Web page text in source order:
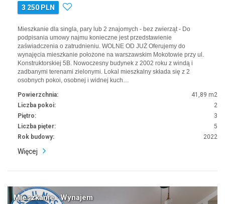
3 250 PLN
Mieszkanie dla singla, pary lub 2 znajomych - bez zwierząt - Do
podpisania umowy najmu konieczne jest przedstawienie
zaświadczenia o zatrudnieniu. WOLNE OD JUŻ Oferujemy do
wynajęcia mieszkanie położone na warszawskim Mokotowie przy ul.
Konstruktorskiej 5B. Nowoczesny budynek z 2002 roku z windą i
zadbanymi terenami zielonymi. Lokal mieszkalny składa się z 2
osobnych pokoi, osobnej i widnej kuch…
Powierzchnia:
41,89 m2
Liczba pokoi:
2
Piętro:
3
Liczba pięter:
5
Rok budowy:
2022
Więcej
Mieszkanie · Wynajem